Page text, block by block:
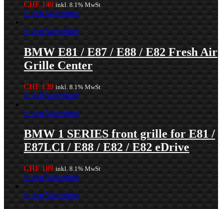
CHF 149 inkl. 8.1% MwSt
In den Warenkorb
In den Warenkorb
BMW E81 / E87 / E88 / E82 Fresh Air
Grille Center
CHF 139 inkl. 8.1% MwSt
In den Warenkorb
In den Warenkorb
BMW 1 SERIES front grille for E81 /
E87LCI / E88 / E82 / E82 eDrive
CHF 189 inkl. 8.1% MwSt
In den Warenkorb
In den Warenkorb